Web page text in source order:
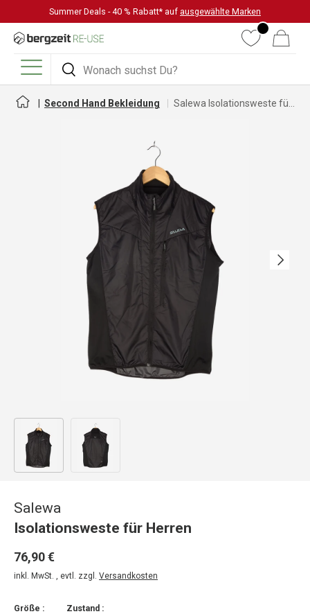
DIREKT ZUM INHALT
Summer Deals - 40 % Rabatt* auf ausgewählte Marken
Suchen
Suchen
WunschlisteWarenkorb
Menü
Second Hand Bekleidung
Nächste
Bild 1 in Galerieansicht laden
Salewa
Isolationsweste für Herren
76,90 €
inkl. MwSt. , evtl. zzgl. Versandkosten
Größe : Zustand :